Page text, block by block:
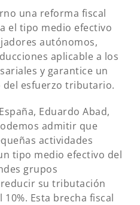
una reforma fiscal
el tipo medio efectivo
autónomos,
aplicable a los
y garantice un
esfuerzo tributario.
Eduardo Abad,
admitir que
actividades
tipo medio efectivo del
grupos
su tributación
Esta brecha fiscal